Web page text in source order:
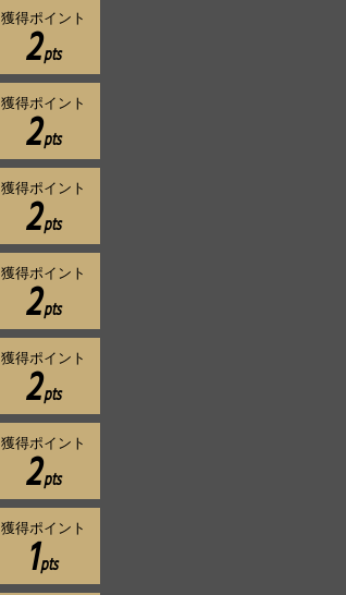
獲得ポイント
2pts
獲得ポイント
2pts
獲得ポイント
2pts
獲得ポイント
2pts
獲得ポイント
2pts
獲得ポイント
2pts
獲得ポイント
1pts